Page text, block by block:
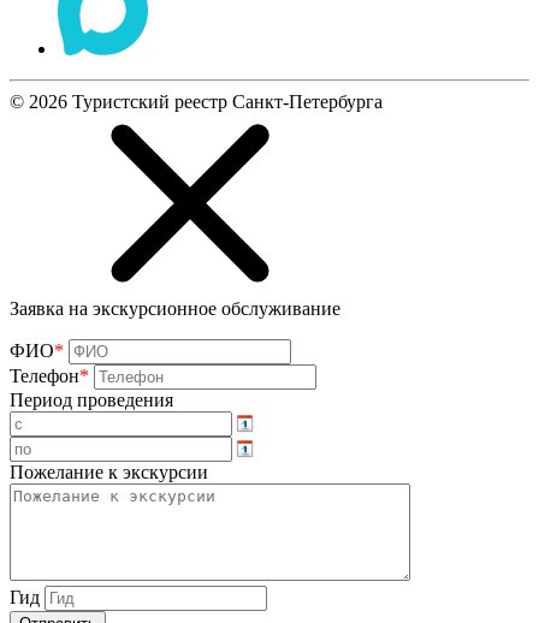
© 2026 Туристский реестр Санкт-Петербурга
Заявка на экскурсионное обслуживание
ФИО*
Телефон*
Период проведения
Пожелание к экскурсии
Гид